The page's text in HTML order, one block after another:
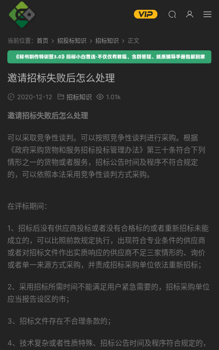
当前位置： 首页 招投标知识 招标知识 正文
邀请招标失败后怎么处理
2020-12-12 招标知识 1.01k
邀请招标失败后怎么处理
可以采取竞争性谈判。可以按照竞争性谈判进行采购。根据
《政府采购货物和服务招标投标管理办法》第三十条符合下列
情形之一的货物或者服务，招标公告时间及程序不符合规定
的，可以依照本法采用竞争性谈判方式采购。
在评标期间：
1、招标后没有供应商投标或者没有合格标的或者重新招标未能
成立的，可以比照前款规定执行，出现符合专业条件的供应商
或者对招标文件作出实质响应的供应商不足三家情形的、询价
或者单一来源方式采购，并责成招标采购单位依法重新招标；
2、采用招标所需时间不能满足用户紧急需要的，招标采购单位
应当报告设区的市；
3、招标文件存在不合理条款的；
4、技术复杂或者性质特殊、招标公告时间及程序符合规定的，